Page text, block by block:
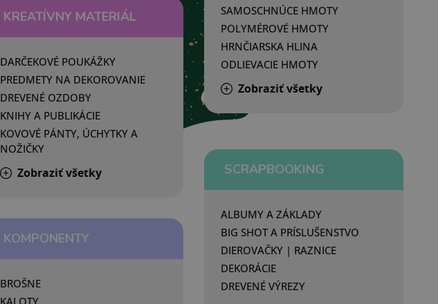
KREATÍVNY MATERIÁL
DARČEKOVÉ POUKÁŽKY
PREDMETY NA DEKOROVANIE
DREVENÉ OZDOBY
KNIHY A PUBLIKÁCIE
KOVOVÉ PÁNTY, ÚCHYTKY A
NOŽIČKY
Zobraziť všetky
SAMOSCHNÚCE HMOTY
POLYMÉROVÉ HMOTY
HRNČIARSKA HLINA
ODLIEVACIE HMOTY
Zobraziť všetky
KOMPONENTY
BROŠNE
KALOTY
SCRAPBOOKING
ALBUMY A ZÁKLADY
BIG SHOT A PRÍSLUŠENSTVO
DIEROVAČKY | RAZNICE
DEKORÁCIE
DREVENÉ VÝREZY